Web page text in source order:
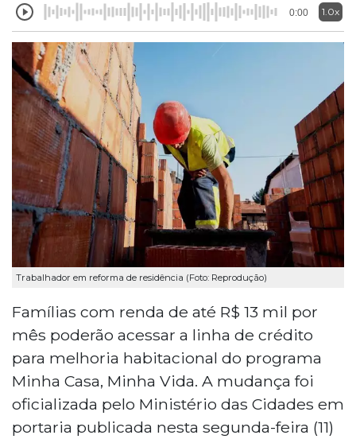
0:00 1.0x
Trabalhador em reforma de residência (Foto: Reprodução)
Famílias com renda de até R$ 13 mil por
mês poderão acessar a linha de crédito
para melhoria habitacional do programa
Minha Casa, Minha Vida. A mudança foi
oficializada pelo Ministério das Cidades em
portaria publicada nesta segunda-feira (11)